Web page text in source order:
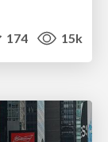
174 15k